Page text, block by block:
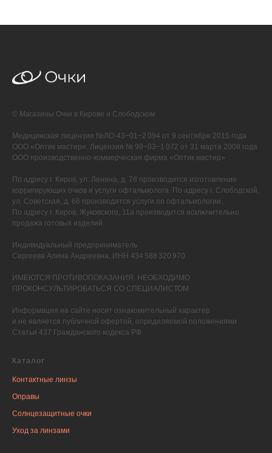
© Магазины Очки в Кирове и Слободском
Медицинская лицензия №ЛО-43−01−2 094 от 9 сентября 2015 года
ООО «Оптик мастер». Лицензия № 99−03−1 072 от 31 марта 2008 года
ООО производственно-коммерческая фирма «Оптик мастер»
По адресу г. Киров, ул. Ленина, д. 78 производится изготовление
корригирующих очков и услуги офтальмолога. По адресу г. Слободской,
ул. Советская, д. 66 производятся услуги по офтальмологии.
По адресу г. Киров, Жуковского, 11а производится исключительно
продажа готовых изделий.
Индивидуальный предприниматель
Сергеева Алина Андреевна, ИНН 434 588 320 970
ИМЕЮТСЯ ПРОТИВОПОКАЗАНИЯ. НЕОБХОДИМО
ПРОКОНСУЛЬТИРОВАТЬСЯ СО СПЕЦИАЛИСТОМ
Информация на сайте носит ознакомительный характер
и не является публичной офертой, определяемой положениями
Статьи 437 Гражданского кодекса РФ.
Каталог
Контактные линзы
Оправы
Солнцезащитные очки
Уход за линзами